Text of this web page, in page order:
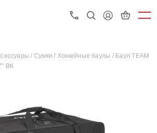
/ Сумки / Хоккейные баулы / Баул TEAM
BK